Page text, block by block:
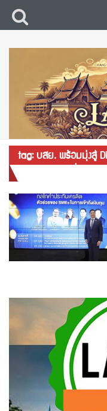
tag: บสย. พร้อมมุ่งสู่